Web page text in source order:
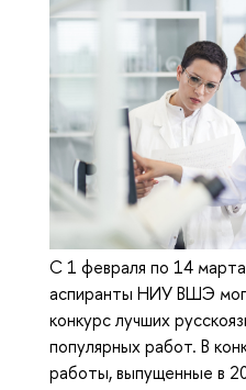
С 1 февраля по 14
аспиранты НИУ ВШЭ
конкурс лучших
популярных работ. В
работы, выпущенные в